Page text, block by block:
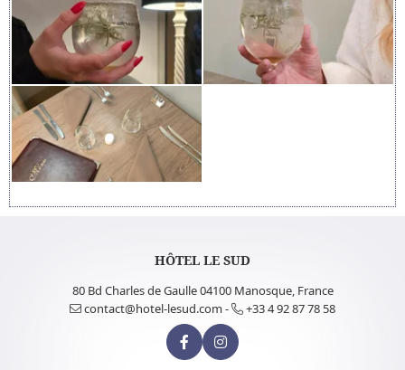
HÔTEL LE SUD
80 Bd Charles de Gaulle 04100 Manosque, France
contact@hotel-lesud.com - +33 4 92 87 78 58